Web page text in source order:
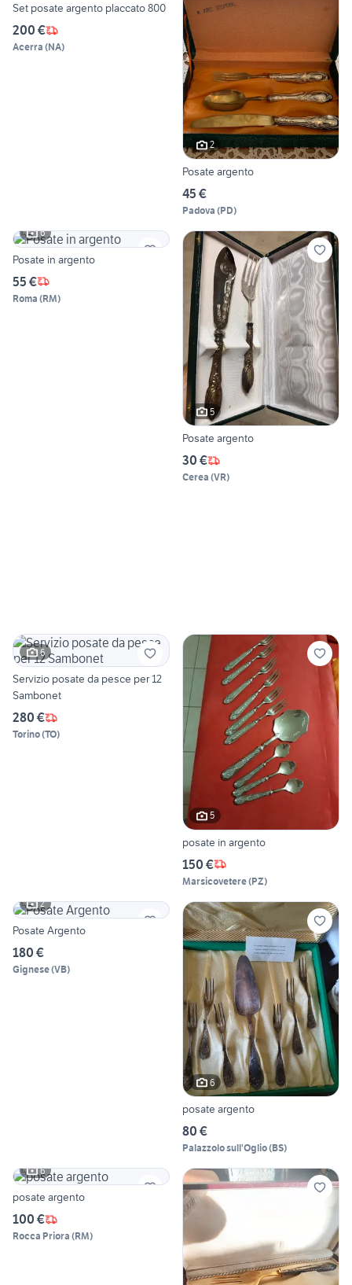
Set posate argento placcato 800
200 €
Acerra (NA)
2
Posate argento
45 €
Padova (PD)
6
Posate in argento
55 €
Roma (RM)
5
Posate argento
30 €
Cerea (VR)
6
Servizio posate da pesce per 12
Sambonet
280 €
Torino(TO)
5
posate in argento
150 €
Marsicovetere(PZ)
2
Posate Argento
180 €
Gignese(VB)
6
posate argento
80 €
Palazzolo sull'Oglio(BS)
6
posate argento
100 €
Rocca Priora (RM)